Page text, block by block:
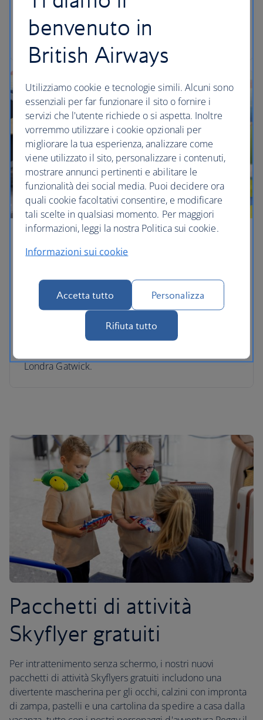
viaggio e le carte d'imbarco per tutta la famiglia.
Che il viaggio abbia inizio
e altri giochi My 1st Years, così mentre i più piccoli
si divertono, tu puoi rilassarti nelle nostre lounge.
Disponiamo di Kids Zone Skyflyer presso: Club
South e Club North del terminal 5 e Club Lounge
del terminal 5B di Londra Heathrow, First and Club
Londra Gatwick.
Pacchetti di attività
Skyflyer gratuiti
Per intrattenimento senza schermo, i nostri nuovi
pacchetti di attività Skyflyers gratuiti includono una
divertente mascherina per gli occhi, calzini con impronta
di zampa, pastelli e una cartolina da spedire a casa dalla
benvenuto in
British Airways
Utilizziamo cookie e tecnologie simili. Alcuni sono
essenziali per far funzionare il sito o fornire i
servizi che l'utente richiede o si aspetta. Inoltre
vorremmo utilizzare i cookie opzionali per
migliorare la tua esperienza, analizzare come
viene utilizzato il sito, personalizzare i contenuti,
mostrare annunci pertinenti e abilitare le
funzionalità dei social media. Puoi decidere ora
quali cookie facoltativi consentire, e modificare
tali scelte in qualsiasi momento. Per maggiori
informazioni, leggi la nostra Politica sui cookie.
Informazioni sui cookie
Accetta tutto Personalizza
Rifiuta tutto